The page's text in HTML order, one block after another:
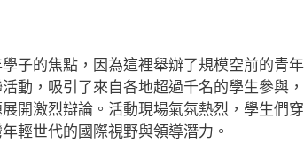
子的焦點，因為這裡舉辦了規模空前的青
動，吸引了來自各地超過千名的學生參與
開激烈辯論。活動現場氣氛熱烈，學生們
輕世代的國際視野與領導潛力。